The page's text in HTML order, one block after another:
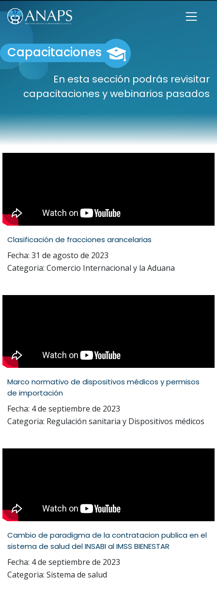
Capacitaciones
En esta sección podrás revisitar
capacitaciones y webinarios pasados
Clasificación de fracciones arancelarias
Fecha: 31 de agosto de 2023
Categoria: Comercio Internacional y la Aduana
Marco normativo de dispositivos médicos y permisos
de importación
Fecha: 4 de septiembre de 2023
Categoria: Regulación sanitaria y Dispositivos médicos
Cambio de paradigma de la contratacion publica en el
sistema de salud del INSABI al IMSS BIENESTAR
Fecha: 4 de septiembre de 2023
Categoria: Sistema de salud